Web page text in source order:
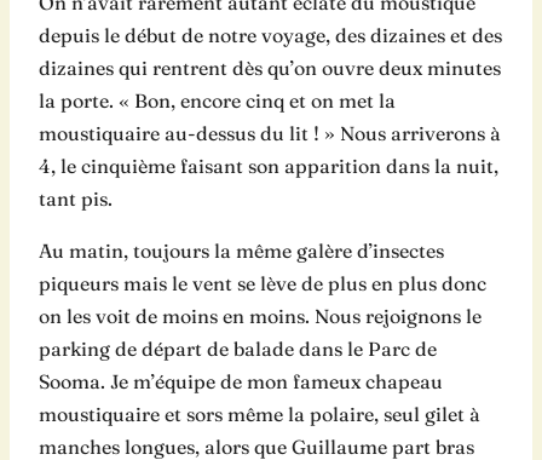
depuis le début de notre voyage, des dizaines et des
dizaines qui rentrent dès qu’on ouvre deux minutes
la porte. « Bon, encore cinq et on met la
moustiquaire au-dessus du lit ! » Nous arriverons à
4, le cinquième faisant son apparition dans la nuit,
tant pis.
Au matin, toujours la même galère d’insectes
piqueurs mais le vent se lève de plus en plus donc
on les voit de moins en moins. Nous rejoignons le
parking de départ de balade dans le Parc de
Sooma. Je m’équipe de mon fameux chapeau
moustiquaire et sors même la polaire, seul gilet à
manches longues, alors que Guillaume part bras